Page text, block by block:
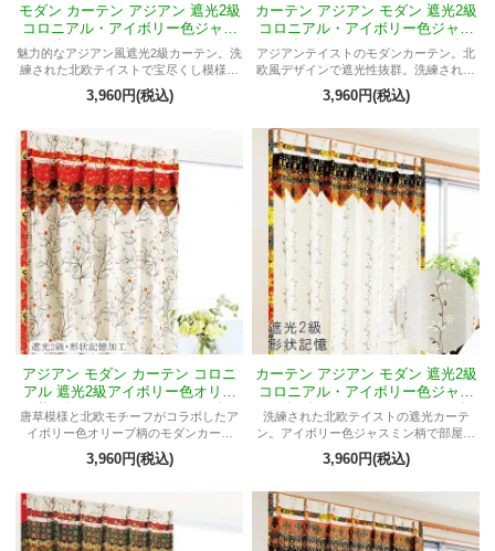
モダン カーテン アジアン 遮光2級
コロニアル・アイボリー色ジャス
ミン柄《ASチロルMヤンティ》
魅力的なアジアン風遮光2級カーテン。洗
練された北欧テイストで宝尽くし模様と
ジャスミン柄が特徴。部屋をスタイリッ
シュに彩る。
3,960円(税込)
カーテン アジアン モダン 遮光2級
コロニアル・アイボリー色ジャス
ミン柄《ASチロルMウィディ》
アジアンテイストのモダンカーテン。北
欧風デザインで遮光性抜群。洗練された
ウェーブと高級感。幻想的なアーバンテ
イスト。ジャスミン柄の人気アイボリー
3,960円(税込)
アジアン モダン カーテン コロニ
アル 遮光2級アイボリー色オリー
ブ柄《ASナッツMアラベスク》
唐草模様と北欧モチーフがコラボしたア
イボリー色オリーブ柄のモダンカーテ
ン。遮光2級で美しいシルエットを長く保
ちます。女性の部屋から男性の部屋、リ
ーダーも可能で、洗濯も簡単。
3,960円(税込)
カーテン アジアン モダン 遮光2級
コロニアル・アイボリー色ジャス
ミン柄《ASチロルMレスタリィ》
洗練された北欧テイストの遮光カーテ
ン。アイボリー色ジャスミン柄で部屋に
幻想的なアーバンテイスト。高級感漂う
洗練されたデザイン。
3,960円(税込)